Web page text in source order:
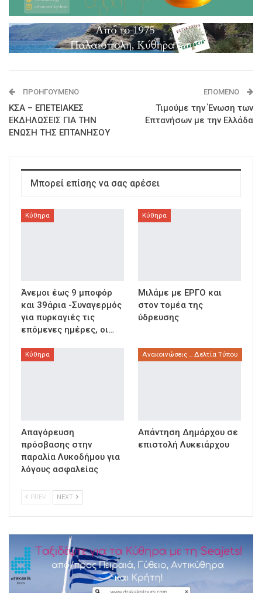
ΠΡΟΗΓΟΎΜΕΝΟ
ΚΣΑ – ΕΠΕΤΕΙΑΚΕΣ
ΕΚΔΗΛΩΣΕΙΣ ΓΙΑ ΤΗΝ
ΕΝΩΣΗ ΤΗΣ ΕΠΤΑΝΗΣΟΥ
ΕΠΌΜΕΝΟ
Τιμούμε την Ένωση των
Επτανήσων με την Ελλάδα
Μπορεί επίσης να σας αρέσει
Κύθηρα
Άνεμοι έως 9 μποφόρ
και 39άρια -Συναγερμός
για πυρκαγιές τις
επόμενες ημέρες, οι…
Κύθηρα
Μιλάμε με ΕΡΓΟ και
στον τομέα της
ύδρευσης
Κύθηρα
Απαγόρευση
πρόσβασης στην
παραλία Λυκοδήμου για
λόγους ασφαλείας
Ανακοινώσεις _ Δελτία Τύπου
Απάντηση Δημάρχου σε
επιστολή Λυκειάρχου
PREV NEXT